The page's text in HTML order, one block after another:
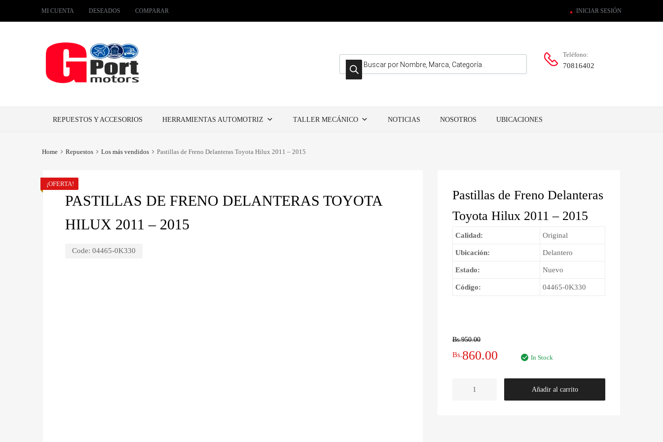
MI CUENTA DESEADOS COMPARAR INICIAR SESIÓN
Búsqueda de productos Teléfono:
70816402
REPUESTOS Y ACCESORIOS HERRAMIENTAS AUTOMOTRIZ TALLER MECÁNICO NOTICIAS NOSOTROS UBICACIONES
Home Repuestos Los más vendidos Pastillas de Freno Delanteras Toyota Hilux 2011 – 2015
PASTILLAS DE FRENO DELANTERAS TOYOTA
HILUX 2011 – 2015
Code: 04465-0K330
¡OFERTA!
Pastillas de Freno Delanteras
Toyota Hilux 2011 – 2015
Calidad: Original
Ubicación: Delantero
Estado: Nuevo
Código: 04465-0K330
Bs.950.00
El
original
Bs.860.00
precio
actual
In Stock
Añadir al carrito